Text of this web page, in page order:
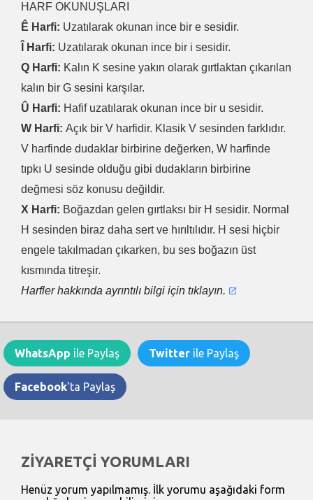
HARF OKUNUŞLARI
Ê Harfi: Uzatılarak okunan ince bir e sesidir.
Î Harfi: Uzatılarak okunan ince bir i sesidir.
Q Harfi: Kalın K sesine yakın olarak gırtlaktan çıkarılan
kalın bir G sesini karşılar.
Û Harfi: Hafif uzatılarak okunan ince bir u sesidir.
W Harfi: Açık bir V harfidir. Klasik V sesinden farklıdır.
V harfinde dudaklar birbirine değerken, W harfinde
tıpkı U sesinde olduğu gibi dudakların birbirine
değmesi söz konusu değildir.
X Harfi: Boğazdan gelen gırtlaksı bir H sesidir. Normal
H sesinden biraz daha sert ve hırıltılıdır. H sesi hiçbir
engele takılmadan çıkarken, bu ses boğazın üst
kısmında titreşir.
Harfler hakkında ayrıntılı bilgi için tıklayın.
WhatsApp ile Paylaş Twitter ile Paylaş
Facebook'ta Paylaş
ZİYARETÇİ YORUMLARI
Henüz yorum yapılmamış. İlk yorumu aşağıdaki form